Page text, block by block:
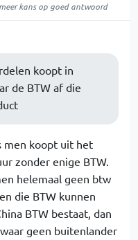
kans op goed antwoord
koopt in
de BTW af die
men koopt uit het
zonder enige BTW.
helemaal geen btw
die BTW kunnen
BTW bestaat, dan
geen buitenlander